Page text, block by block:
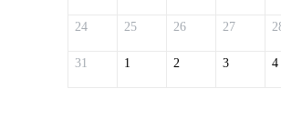
24 25 26 27
31 1 2 3 4